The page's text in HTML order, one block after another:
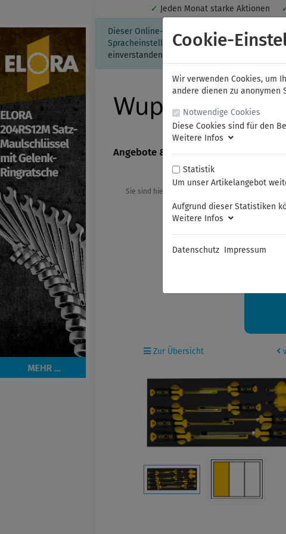
✓ Jeden Monat starke Aktionen
Dieser Online-Shop verwendet Cookies für
Spracheinstellung auf Ihrem Rechner
einverstanden, klicken Sie bitte hier.
Angebote & Neuheiten FAMAG
Sie sind hier:
Ihre
Zur Übersicht
Cookie-
Wir verwenden Cookies, um
andere dienen zu anonymen
Notwendige Cookies
Diese Cookies sind für den
Weitere Infos
Statistik
Um unser Artikelangebot
Aufgrund dieser Statistiken
Weitere Infos
Datenschutz Impressum